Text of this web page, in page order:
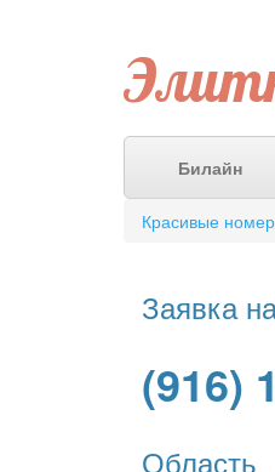
Билайн
Красивые
Заявка
(916)
Область